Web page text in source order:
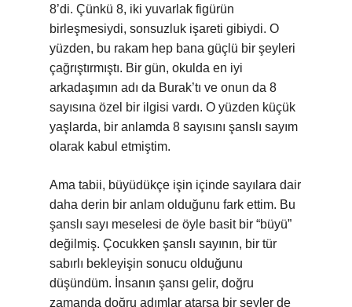
8’di. Çünkü 8, iki yuvarlak figürün
birleşmesiydi, sonsuzluk işareti gibiydi. O
yüzden, bu rakam hep bana güçlü bir şeyleri
çağrıştırmıştı. Bir gün, okulda en iyi
arkadaşımın adı da Burak’tı ve onun da 8
sayısına özel bir ilgisi vardı. O yüzden küçük
yaşlarda, bir anlamda 8 sayısını şanslı sayım
olarak kabul etmiştim.
Ama tabii, büyüdükçe işin içinde sayılara dair
daha derin bir anlam olduğunu fark ettim. Bu
şanslı sayı meselesi de öyle basit bir “büyü”
değilmiş. Çocukken şanslı sayının, bir tür
sabırlı bekleyişin sonucu olduğunu
düşündüm. İnsanın şansı gelir, doğru
zamanda doğru adımlar atarsa bir şeyler de